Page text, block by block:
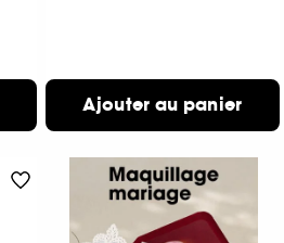
Ajouter au panier